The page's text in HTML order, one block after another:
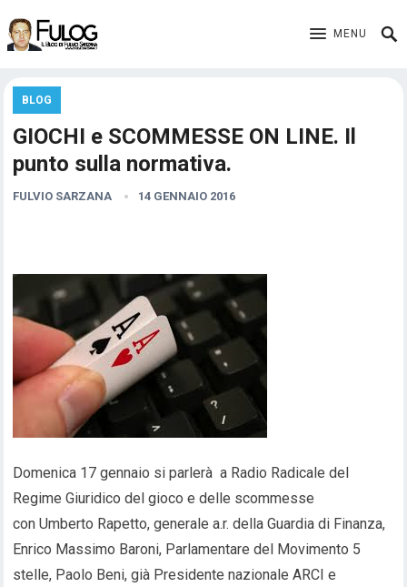
MENU
BLOG
GIOCHI e SCOMMESSE ON LINE. Il
punto sulla normativa.
FULVIO SARZANA 14 GENNAIO 2016
Domenica 17 gennaio si parlerà a Radio Radicale del
Regime Giuridico del gioco e delle scommesse
con Umberto Rapetto, generale a.r. della Guardia di Finanza,
Enrico Massimo Baroni, Parlamentare del Movimento 5
stelle, Paolo Beni, già Presidente nazionale ARCI e